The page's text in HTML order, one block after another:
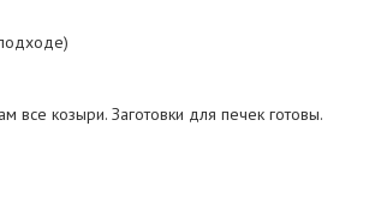
все козыри. Заготовки для печек готовы.